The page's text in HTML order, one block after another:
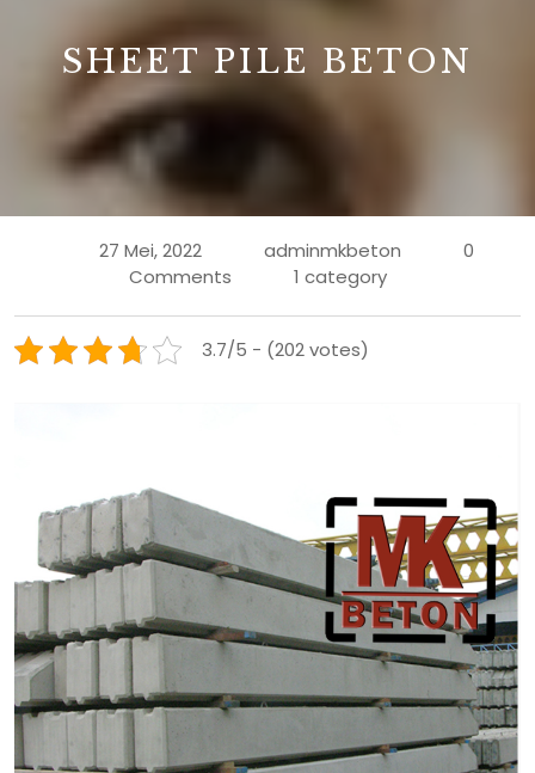
SHEET PILE BETON
27 Mei, 2022 adminmkbeton
0
Comments
1 category
3.7/5 - (202 votes)